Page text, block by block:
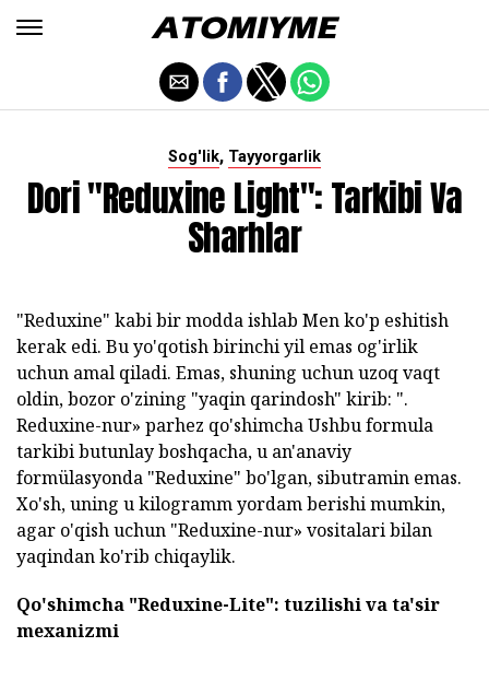
Sog'lik, Tayyorgarlik
Dori "Reduxine Light": Tarkibi Va
Sharhlar
"Reduxine" kabi bir modda ishlab Men ko'p eshitish
kerak edi. Bu yo'qotish birinchi yil emas og'irlik
uchun amal qiladi. Emas, shuning uchun uzoq vaqt
oldin, bozor o'zining "yaqin qarindosh" kirib: ".
Reduxine-nur» parhez qo'shimcha Ushbu formula
tarkibi butunlay boshqacha, u an'anaviy
formülasyonda "Reduxine" bo'lgan, sibutramin emas.
Xo'sh, uning u kilogramm yordam berishi mumkin,
agar o'qish uchun "Reduxine-nur» vositalari bilan
yaqindan ko'rib chiqaylik.
Qo'shimcha "Reduxine-Lite": tuzilishi va ta'sir
mexanizmi